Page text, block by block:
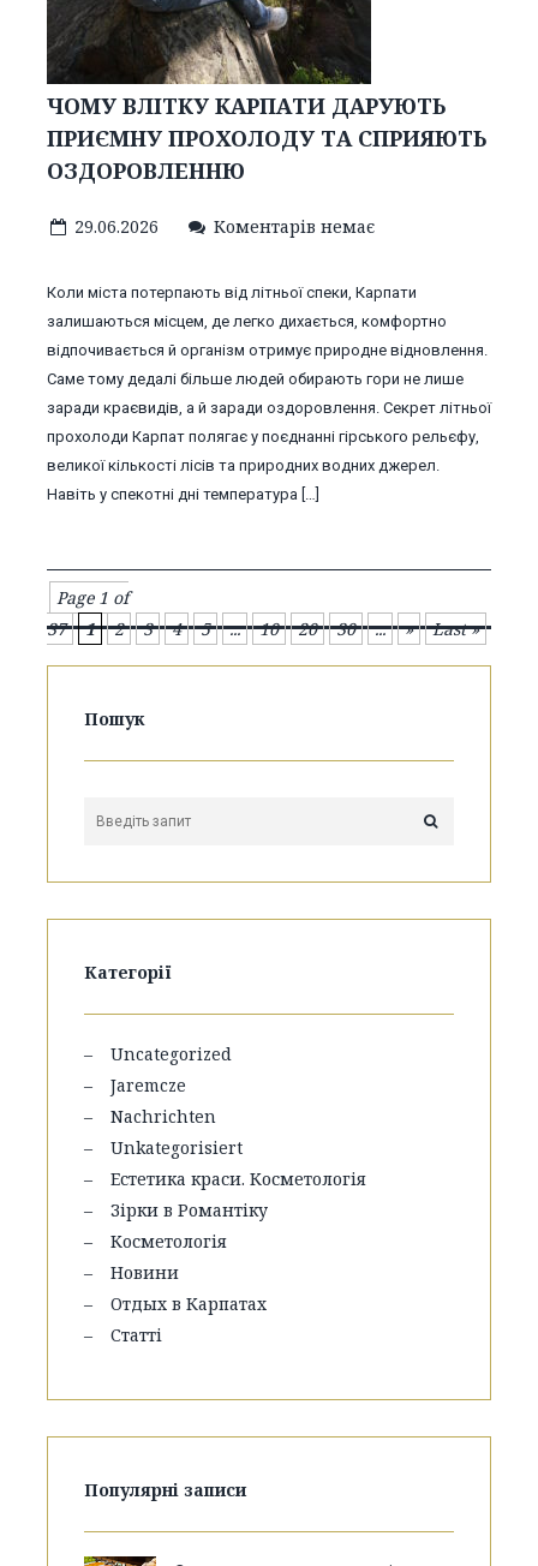
ЧОМУ ВЛІТКУ КАРПАТИ ДАРУЮТЬ
ПРИЄМНУ ПРОХОЛОДУ ТА СПРИЯЮТЬ
ОЗДОРОВЛЕННЮ
29.06.2026 Коментарів немає
Коли міста потерпають від літньої спеки, Карпати
залишаються місцем, де легко дихається, комфортно
відпочивається й організм отримує природне відновлення.
Саме тому дедалі більше людей обирають гори не лише
заради краєвидів, а й заради оздоровлення. Секрет літньої
прохолоди Карпат полягає у поєднанні гірського рельєфу,
великої кількості лісів та природних водних джерел.
Навіть у спекотні дні температура […]
Page 1 of
37
1 2 3 4 5 ... 10 20 30 ... » Last »
Пошук
Категорії
Uncategorized
Jaremcze
Nachrichten
Unkategorisiert
Естетика краси. Косметологія
Зірки в Романтіку
Косметологія
Новини
Отдых в Карпатах
Статті
Популярні записи